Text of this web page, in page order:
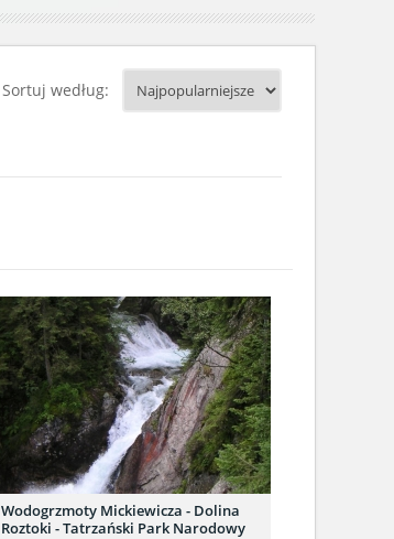
Sortuj według:
Wodogrzmoty Mickiewicza - Dolina
Roztoki - Tatrzański Park Narodowy